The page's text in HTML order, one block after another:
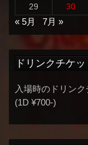
29
30
« 5月
7月 »
ドリンクチケ
入場時のドリンク
(1D ¥700-)